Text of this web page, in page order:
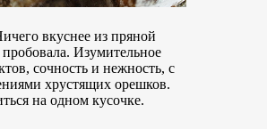
вкуснее из пряной
Изумительное
сочность и нежность, с
хрустящих орешков.
на одном кусочке.